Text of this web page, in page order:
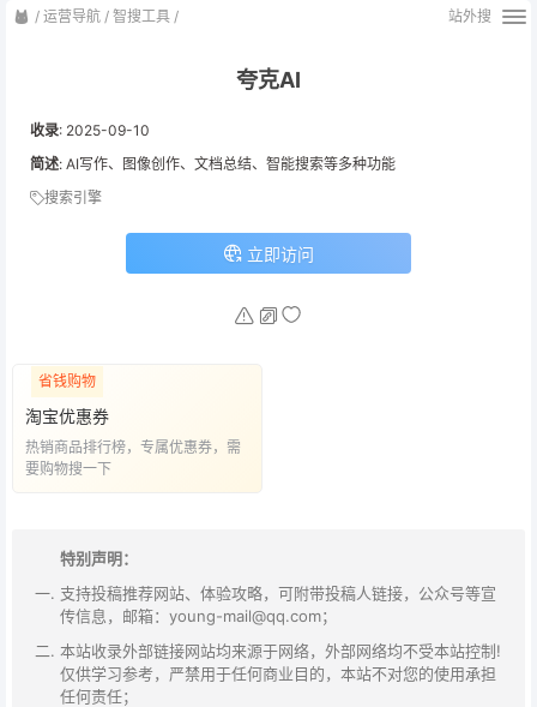
/ 运营导航 / 智搜工具 / 站外搜
夸克AI
收录: 2025-09-10
简述: AI写作、图像创作、文档总结、智能搜索等多种功能
搜索引擎
立即访问
省钱购物
淘宝优惠券
热销商品排行榜，专属优惠券，需
要购物搜一下
特别声明：
支持投稿推荐网站、体验攻略，可附带投稿人链接，公众号等宣
传信息，邮箱：young-mail@qq.com；
本站收录外部链接网站均来源于网络，外部网络均不受本站控制!
仅供学习参考，严禁用于任何商业目的，本站不对您的使用承担
任何责任；